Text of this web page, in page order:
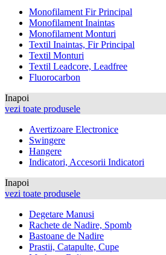
Monofilament Fir Principal
Monofilament Inaintas
Monofilament Monturi
Textil Inaintas, Fir Principal
Textil Monturi
Textil Leadcore, Leadfree
Fluorocarbon
Inapoi
vezi toate produsele
Avertizoare Electronice
Swingere
Hangere
Indicatori, Accesorii Indicatori
Inapoi
vezi toate produsele
Degetare Manusi
Rachete de Nadire, Spomb
Bastoane de Nadire
Prastii, Catapulte, Cupe